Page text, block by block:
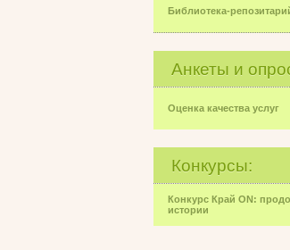
Библиотека-
Анкеты и
Оценка качества услуг
Конкурсы:
Конкурс Край ON:
истории